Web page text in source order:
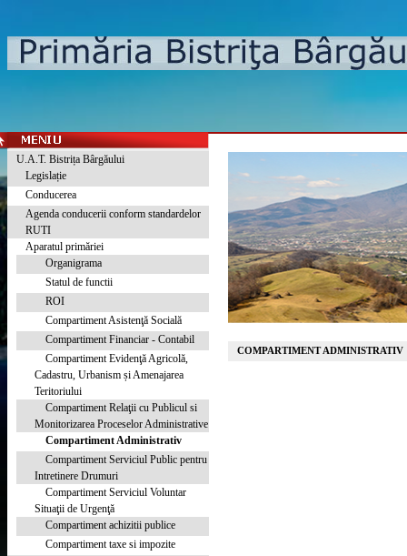
U.A.T. Bistrița Bârgăului
Legislație
Conducerea
Agenda conducerii conform standardelor
RUTI
Aparatul primăriei
Organigrama
Statul de functii
ROI
Compartiment Asistenţă Socială
Compartiment Financiar - Contabil
Compartiment Evidenţă Agricolă,
Cadastru, Urbanism și Amenajarea
Teritoriului
Compartiment Relaţii cu Publicul si
Monitorizarea Proceselor Administrative
Compartiment Administrativ
Compartiment Serviciul Public pentru
Intretinere Drumuri
Compartiment Serviciul Voluntar
Situaţii de Urgenţă
Compartiment achizitii publice
Compartiment taxe si impozite
COMPARTIMENT ADMINISTRATIV